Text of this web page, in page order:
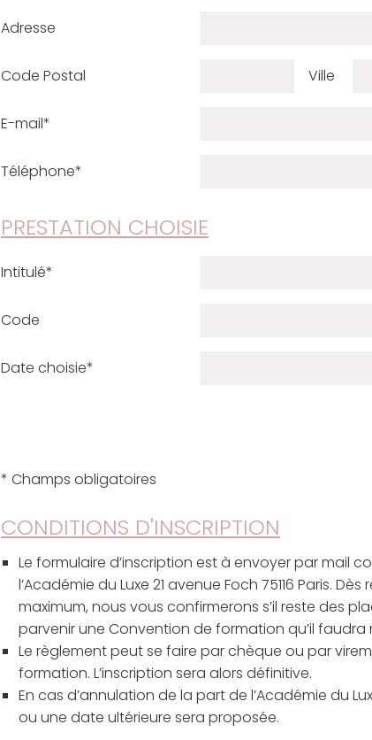
Adresse
Code Postal Ville
E-mail*
Téléphone*
PRESTATION CHOISIE
Intitulé*
Code
Date choisie*
* Champs obligatoires
CONDITIONS D'INSCRIPTION
Le formulaire d’inscription est à envoyer par mail
l’Académie du Luxe 21 avenue Foch 75116 Paris.
maximum, nous vous confirmerons s’il reste des
parvenir une Convention de formation qu’il
Le règlement peut se faire par chèque ou par
formation. L’inscription sera alors définitive.
En cas d’annulation de la part de l’Académie du
ou une date ultérieure sera proposée.